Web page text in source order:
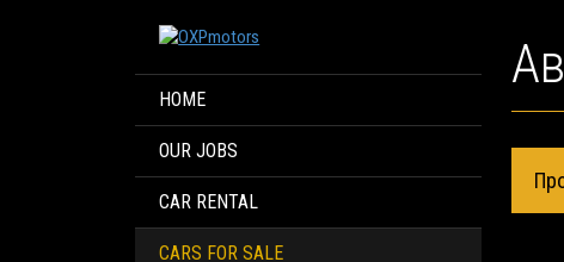
HOME
OUR JOBS
CAR RENTAL
CARS FOR SALE